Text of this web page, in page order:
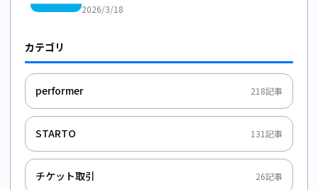
2026/3/18
カテゴリ
performer 218記事
STARTO 131記事
チケット取引 26記事